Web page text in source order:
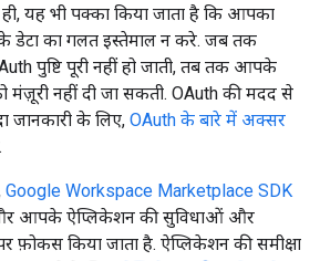
ही, यह भी पक्का किया जाता है कि आपका
डेटा का गलत इस्तेमाल न करे. जब तक
पुष्टि पूरी नहीं हो जाती, तब तक आपके
मंज़ूरी नहीं दी जा सकती. OAuth की मदद से
जानकारी के लिए, OAuth के बारे में अक्सर
Google Workspace Marketplace SDK
और आपके ऐप्लिकेशन की सुविधाओं और
फ़ोकस किया जाता है. ऐप्लिकेशन की समीक्षा